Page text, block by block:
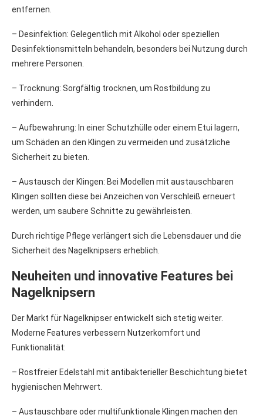
entfernen.
– Desinfektion: Gelegentlich mit Alkohol oder speziellen
Desinfektionsmitteln behandeln, besonders bei Nutzung durch
mehrere Personen.
– Trocknung: Sorgfältig trocknen, um Rostbildung zu
verhindern.
– Aufbewahrung: In einer Schutzhülle oder einem Etui lagern,
um Schäden an den Klingen zu vermeiden und zusätzliche
Sicherheit zu bieten.
– Austausch der Klingen: Bei Modellen mit austauschbaren
Klingen sollten diese bei Anzeichen von Verschleiß erneuert
werden, um saubere Schnitte zu gewährleisten.
Durch richtige Pflege verlängert sich die Lebensdauer und die
Sicherheit des Nagelknipsers erheblich.
Neuheiten und innovative Features bei
Nagelknipsern
Der Markt für Nagelknipser entwickelt sich stetig weiter.
Moderne Features verbessern Nutzerkomfort und
Funktionalität:
– Rostfreier Edelstahl mit antibakterieller Beschichtung bietet
hygienischen Mehrwert.
– Austauschbare oder multifunktionale Klingen machen den